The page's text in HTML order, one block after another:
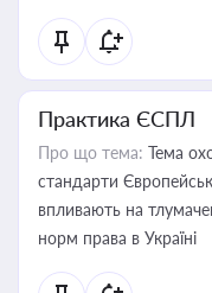
Практика ЄСПЛ
Про що тема: Тема
стандарти
впливають на
норм права в Україні